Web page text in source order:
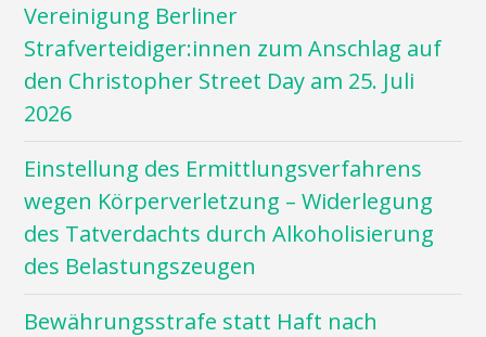
Vereinigung Berliner
Strafverteidiger:innen zum Anschlag auf
den Christopher Street Day am 25. Juli
2026
Einstellung des Ermittlungsverfahrens
wegen Körperverletzung – Widerlegung
des Tatverdachts durch Alkoholisierung
des Belastungszeugen
Bewährungsstrafe statt Haft nach